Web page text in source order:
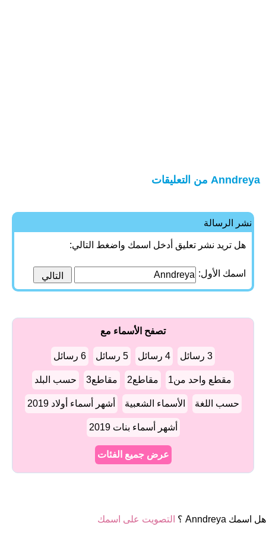
Anndreya من التعليقات
نشر الرسالة
هل تريد نشر تعليق أدخل اسمك واضغط التالي:
اسمك الأول:
تصفح الأسماء مع
3 رسائل 4 رسائل 5 رسائل 6 رسائل
مقطع واحد من1 مقاطع2 مقاطع3 حسب البلد
حسب اللغة الأسماء الشعبية أشهر أسماء أولاد 2019
أشهر أسماء بنات 2019
عرض جميع الفئات
هل اسمك Anndreya ؟ التصويت على اسمك